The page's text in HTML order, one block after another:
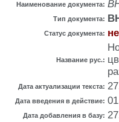
Наименование документа:
Тип документа:
Статус документа:
Название рус.:
Дата актуализации текста:
Дата введения в действие:
Дата добавления в базу: